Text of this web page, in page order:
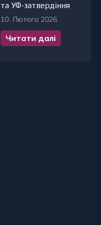
та УФ-затвердіння
10. Лютого 2026.
Читати далі